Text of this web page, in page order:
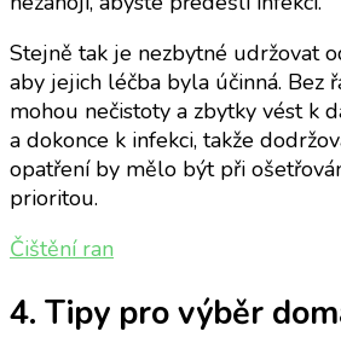
Stejně tak je nezbytné udržovat
aby jejich léčba byla účinná. Bez
mohou nečistoty a zbytky vést k
a dokonce k infekci, takže
opatření by mělo být při
prioritou.
Čištění ran
4. Tipy pro výběr